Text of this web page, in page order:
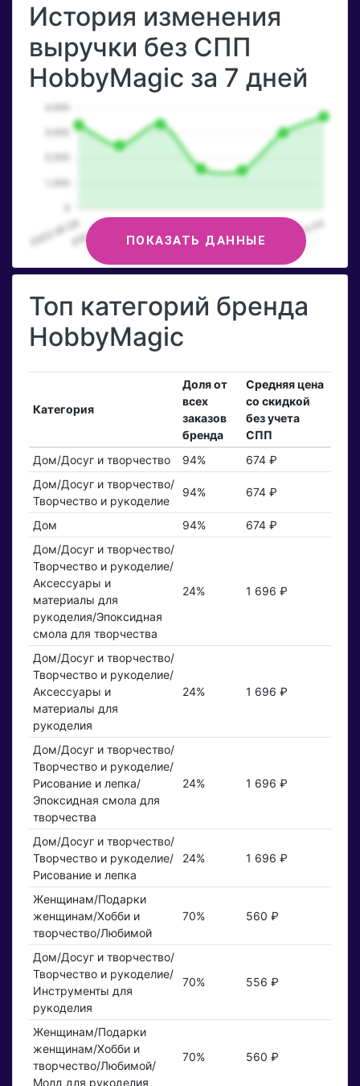
История изменения
выручки без СПП
HobbyMagic за 7 дней
ПОКАЗАТЬ ДАННЫЕ
Топ категорий бренда
HobbyMagic
Категория
Доля от
всех
заказов
бренда
Средняя цена
со скидкой
без учета
СПП
Дом/Досуг и творчество
94%
674 ₽
Дом/Досуг и творчество/
Творчество и рукоделие
94% 674 ₽
Дом 94%
674 ₽
Дом/Досуг и творчество/
Творчество и рукоделие/
Аксессуары и
материалы для
рукоделия/Эпоксидная
смола для творчества
24% 1 696 ₽
Дом/Досуг и творчество/
Творчество и рукоделие/
Аксессуары и
материалы для
рукоделия
24% 1 696 ₽
Дом/Досуг и творчество/
Творчество и рукоделие/
Рисование и лепка/
Эпоксидная смола для
творчества
24% 1 696 ₽
Дом/Досуг и творчество/
Творчество и рукоделие/
Рисование и лепка
24% 1 696 ₽
Женщинам/Подарки
женщинам/Хобби и
творчество/Любимой
70% 560 ₽
Дом/Досуг и творчество/
Творчество и рукоделие/
Инструменты для
рукоделия
70% 556 ₽
Женщинам/Подарки
женщинам/Хобби и
творчество/Любимой/
Молд для рукоделия
70% 560 ₽